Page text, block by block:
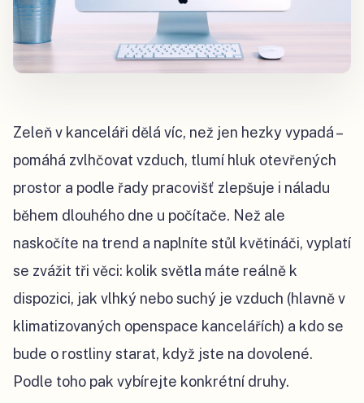
Zeleň v kanceláři dělá víc, než jen hezky vypadá –
pomáhá zvlhčovat vzduch, tlumí hluk otevřených
prostor a podle řady pracovišť zlepšuje i náladu
během dlouhého dne u počítače. Než ale
naskočíte na trend a naplníte stůl květináči, vyplatí
se zvážit tři věci: kolik světla máte reálně k
dispozici, jak vlhký nebo suchý je vzduch (hlavně v
klimatizovaných openspace kancelářích) a kdo se
bude o rostliny starat, když jste na dovolené.
Podle toho pak vybírejte konkrétní druhy.